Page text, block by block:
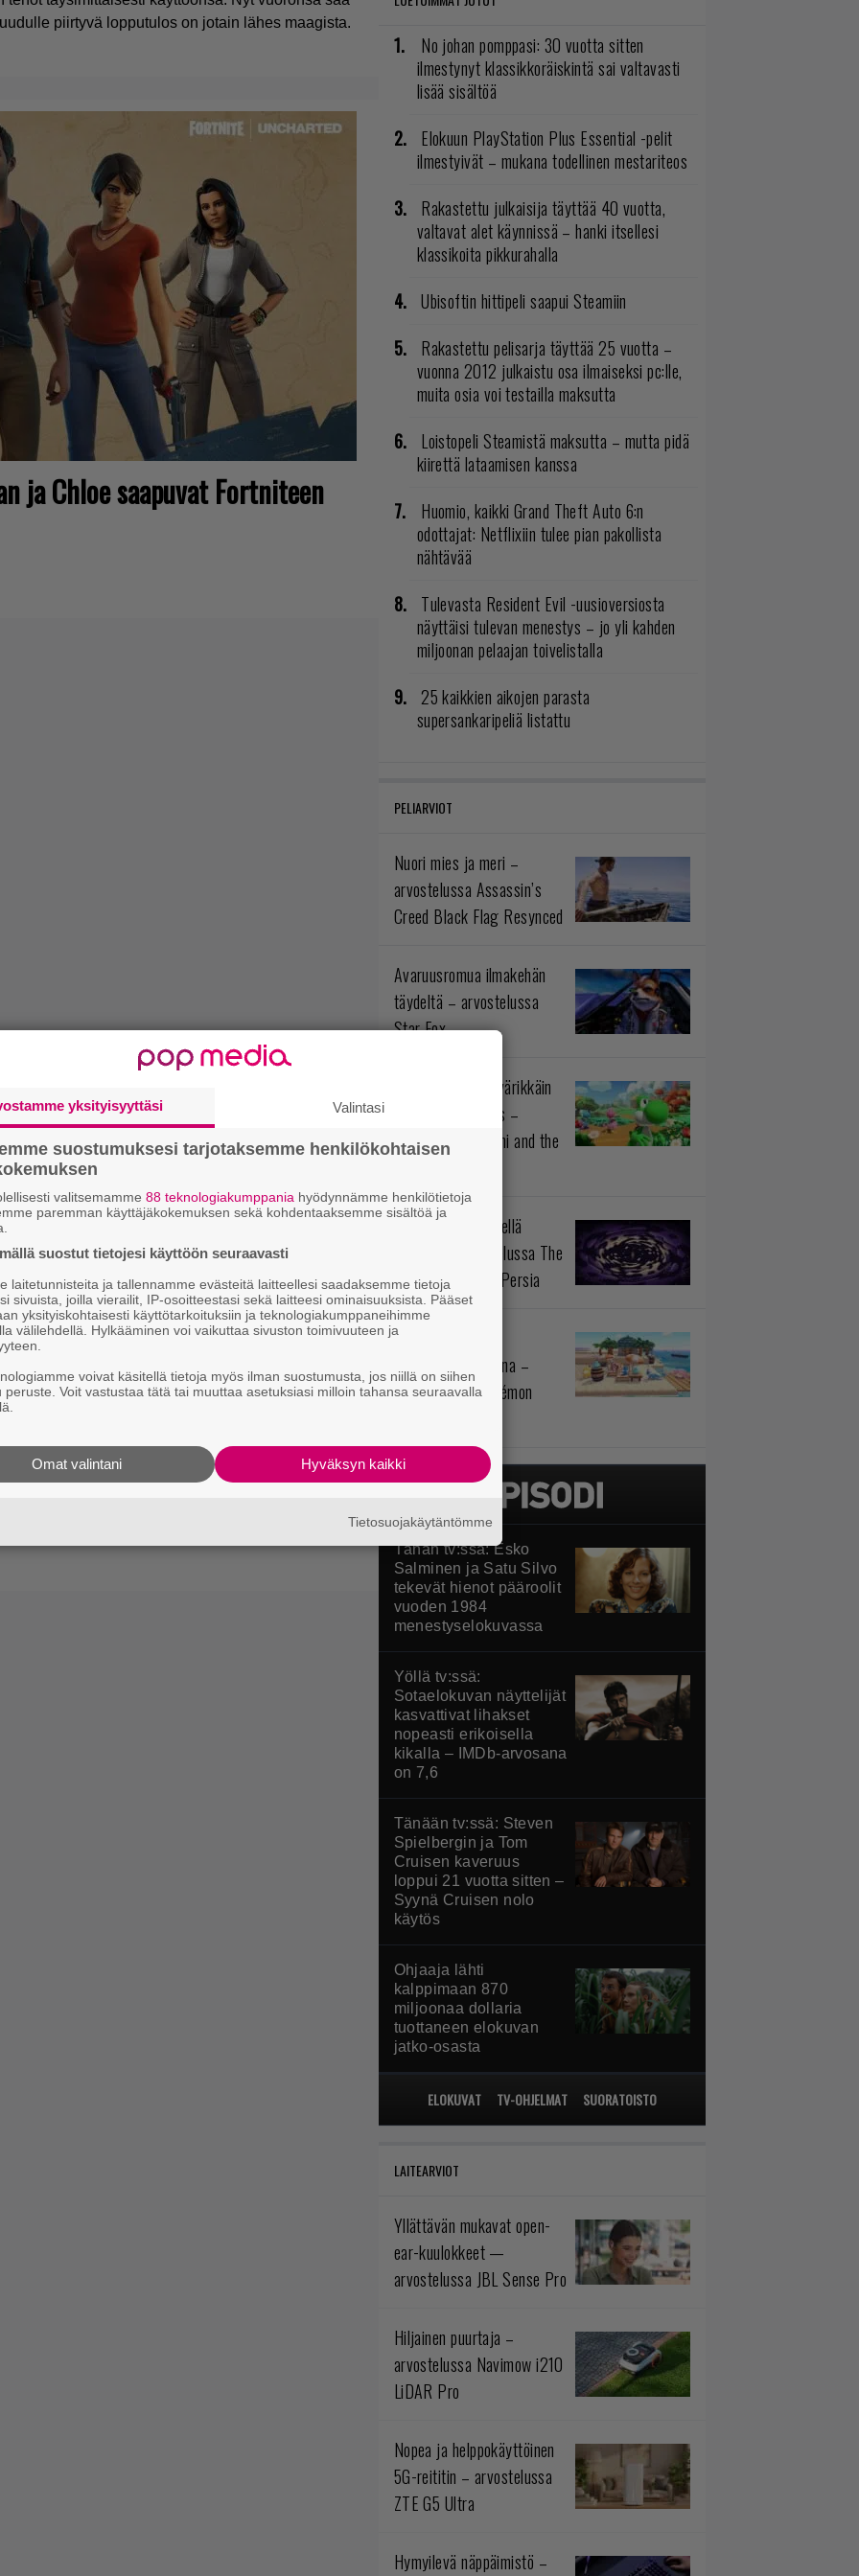
piirtyvä lopputulos on jotain lähes maagista.
ja Chloe saapuvat Fortniteen
Days Gonelle –
Unchartedin pariin
No johan pomppasi: 30 vuotta sitten
ilmestynyt klassikkoräiskintä sai valtavasti
lisää sisältöä
Elokuun PlayStation Plus Essential -pelit
ilmestyivät – mukana todellinen mestariteos
Rakastettu julkaisija täyttää 40 vuotta,
valtavat alet käynnissä – hanki itsellesi
klassikoita pikkurahalla
Ubisoftin hittipeli saapui Steamiin
Rakastettu pelisarja täyttää 25 vuotta –
vuonna 2012 julkaistu osa ilmaiseksi pc:lle,
muita osia voi testailla maksutta
Loistopeli Steamistä maksutta – mutta pidä
kiirettä lataamisen kanssa
Huomio, kaikki Grand Theft Auto 6:n
odottajat: Netflixiin tulee pian pakollista
nähtävää
Tulevasta Resident Evil -uusioversiosta
näyttäisi tulevan menestys – jo yli kahden
miljoonan pelaajan toivelistalla
25 kaikkien aikojen parasta
supersankaripeliä listattu
PELIARVIOT
Nuori mies ja meri –
arvostelussa Assassin’s
Creed Black Flag Resynced
Avaruusromua ilmakehän
täydeltä – arvostelussa
Star Fox
Ympäristötiedon värikkäin
opintokokonaisuus –
arvostelussa Yoshi and the
Levoton prinssi siellä
odottaa – arvostelussa The
Rogue Prince of Persia
Pokémonit
stressihelpotuksena –
arvostelussa Pokémon
Tänän tv:ssä: Esko
Salminen ja Satu Silvo
tekevät hienot pääroolit
vuoden 1984
menestyselokuvassa
Yöllä tv:ssä:
Sotaelokuvan näyttelijät
kasvattivat lihakset
nopeasti erikoisella
kikalla – IMDb-arvosana
on 7,6
Tänään tv:ssä: Steven
Spielbergin ja Tom
Cruisen kaveruus
loppui 21 vuotta sitten –
Syynä Cruisen nolo
käytös
Ohjaaja lähti
kalppimaan 870
miljoonaa dollaria
tuottaneen elokuvan
jatko-osasta
ELOKUVAT TV-OHJELMAT SUORATOISTO
LAITEARVIOT
Yllättävän mukavat open-
ear-kuulokkeet —
arvostelussa JBL Sense Pro
Hiljainen puurtaja –
arvostelussa Navimow i210
LiDAR Pro
Nopea ja helppokäyttöinen
5G-reititin – arvostelussa
ZTE G5 Ultra
Hymyilevä näppäimistö –
yksityisyyttäsi Valintasi
suostumuksesi tarjotaksemme henkilökohtaisen
valitsemamme 88 teknologiakumppania hyödynnämme henkilötietoja
paremman käyttäjäkokemuksen sekä kohdentaaksemme sisältöä ja
suostut tietojesi käyttöön seuraavasti
laitetunnisteita ja tallennamme evästeitä laitteellesi saadaksemme tietoja
sivuista, joilla vierailit, IP-osoitteestasi sekä laitteesi ominaisuuksista. Pääset
yksityiskohtaisesti käyttötarkoituksiin ja teknologiakumppaneihimme
välilehdellä. Hylkääminen voi vaikuttaa sivuston toimivuuteen ja
voivat käsitellä tietoja myös ilman suostumusta, jos niillä on siihen
peruste. Voit vastustaa tätä tai muuttaa asetuksiasi milloin tahansa seuraavalla
Hyväksyn kaikki
Omat valintani
Tietosuojakäytäntömme